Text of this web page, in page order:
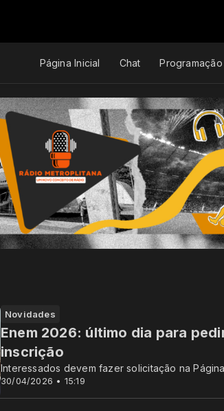
Página Inicial Chat Programação
Novidades
30/04/2026 • 15:19
Enem 2026: último dia para
inscrição
Interessados devem fazer solicitação na